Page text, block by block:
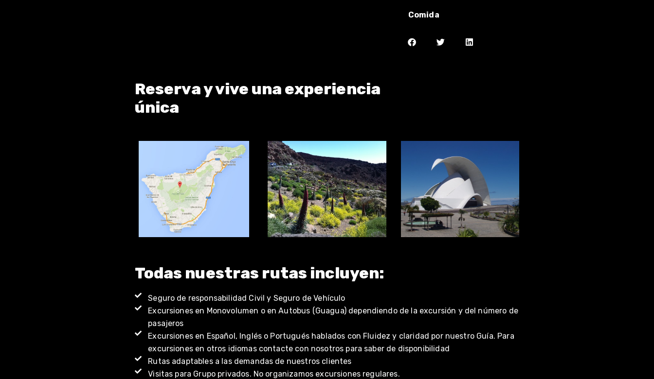
Comida
Reserva y vive una experiencia
única
Todas nuestras rutas incluyen:
Seguro de responsabilidad Civil y Seguro de Vehículo
Excursiones en Monovolumen o en Autobus (Guagua) dependiendo de la excursión y del número de
pasajeros
Excursiones en Español, Inglés o Portugués hablados con Fluidez y claridad por nuestro Guía. Para
excursiones en otros idiomas contacte con nosotros para saber de disponibilidad
Rutas adaptables a las demandas de nuestros clientes
Visitas para Grupo privados. No organizamos excursiones regulares.